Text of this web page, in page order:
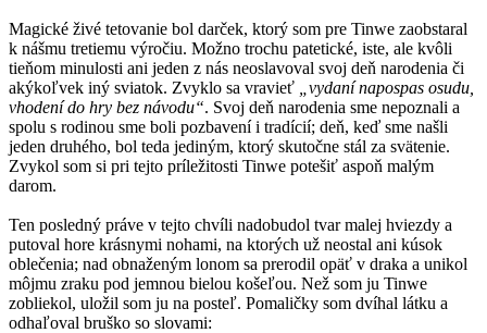
Magické živé tetovanie bol darček, ktorý som pre Tinwe zaobstaral
k nášmu tretiemu výročiu. Možno trochu patetické, iste, ale kvôli
tieňom minulosti ani jeden z nás neoslavoval svoj deň narodenia či
akýkoľvek iný sviatok. Zvyklo sa vravieť
„vydaní napospas osudu,
vhodení do hry bez návodu“. Svoj deň narodenia sme nepoznali a
spolu s rodinou sme boli pozbavení i tradícií; deň, keď sme našli
jeden druhého, bol teda jediným, ktorý skutočne stál za svätenie.
Zvykol som si pri tejto príležitosti Tinwe potešiť aspoň malým
darom.
Ten posledný práve v tejto chvíli nadobudol tvar malej hviezdy a
putoval hore krásnymi nohami, na ktorých už neostal ani kúsok
oblečenia; nad obnaženým lonom sa prerodil opäť v draka a unikol
môjmu zraku pod jemnou bielou košeľou. Než som ju Tinwe
zobliekol, uložil som ju na posteľ. Pomaličky som dvíhal látku a
odhaľoval bruško so slovami: